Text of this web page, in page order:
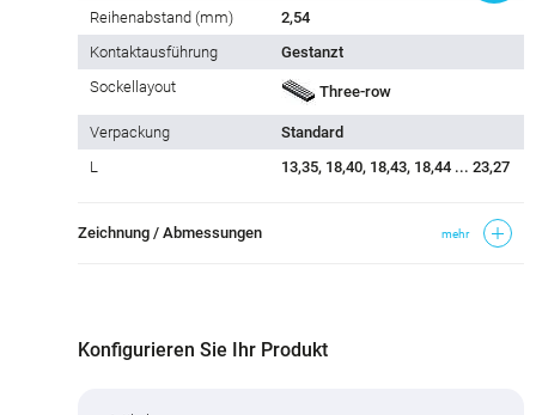
Reihe­nabstand (mm)
2,54
Kontaktausführung
Gestanzt
Sockellayout
Three-row
Verpackung
Standard
L
13,35, 18,40, 18,43, 18,44 ... 23,27
Zeichnung / Abmessungen mehr
Konfigurieren Sie Ihr Produkt